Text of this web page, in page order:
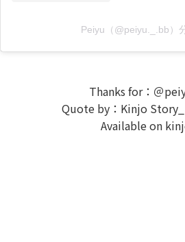
Peiyu（@peiyu._.bb）
Thanks for：＠
Quote by：Kinjo
Available on